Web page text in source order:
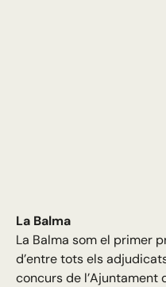
La Balma
La Balma som el primer
d’entre tots els
concurs de l’Ajuntament